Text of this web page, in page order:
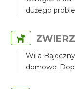
dużego
Willa
domowe.